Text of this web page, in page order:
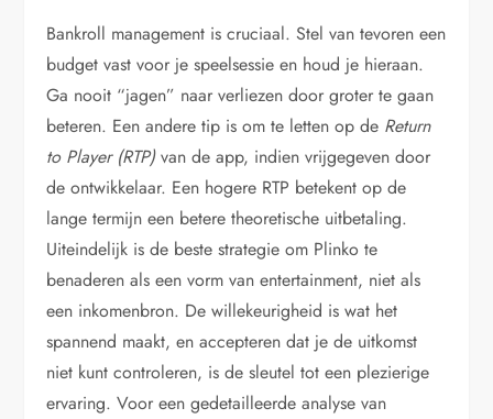
Bankroll management is cruciaal. Stel van tevoren een
budget vast voor je speelsessie en houd je hieraan.
Ga nooit “jagen” naar verliezen door groter te gaan
beteren. Een andere tip is om te letten op de Return
to Player (RTP)van de app, indien vrijgegeven door
de ontwikkelaar. Een hogere RTP betekent op de
lange termijn een betere theoretische uitbetaling.
Uiteindelijk is de beste strategie om Plinko te
benaderen als een vorm van entertainment, niet als
een inkomenbron. De willekeurigheid is wat het
spannend maakt, en accepteren dat je de uitkomst
niet kunt controleren, is de sleutel tot een plezierige
ervaring. Voor een gedetailleerde analyse van